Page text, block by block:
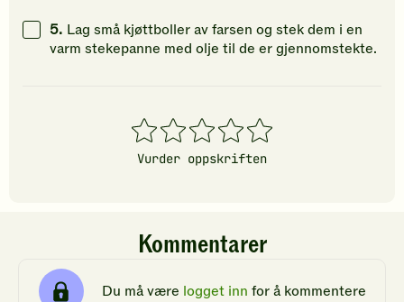
5. Lag små kjøttboller av farsen og stek dem i en
varm stekepanne med olje til de er gjennomstekte.
1
stjerner
2
stjerner
3
stjerner
4
stjerner
5
stjerner
Vurder oppskriften
Kommentarer
Du må være logget inn for å kommentere